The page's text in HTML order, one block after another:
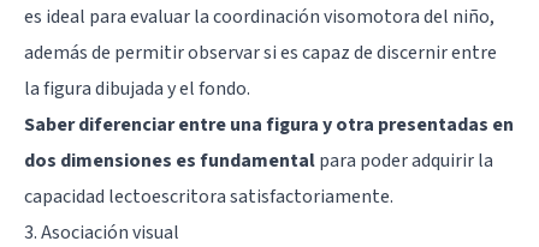
es ideal para evaluar la coordinación visomotora del niño,
además de permitir observar si es capaz de discernir entre
la figura dibujada y el fondo.
Saber diferenciar entre una figura y otra presentadas en
dos dimensiones es fundamentalpara poder adquirir la
capacidad lectoescritora satisfactoriamente.
3. Asociación visual